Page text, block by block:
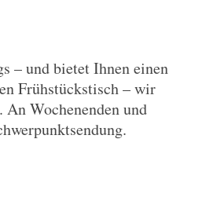
– und bietet Ihnen einen
Frühstückstisch – wir
Wochenenden und